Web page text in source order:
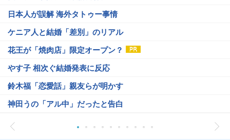
日本人が誤解 海外タトゥー事情
ケニア人と結婚「差別」のリアル
花王が「焼肉店」限定オープン？
やす子 相次ぐ結婚発表に反応
鈴木福「恋愛話」親友らが明かす
神田うの「アル中」だったと告白